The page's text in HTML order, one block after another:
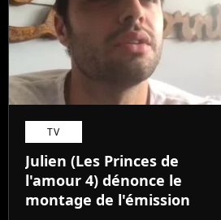
TV
Julien (Les Princes de
l'amour 4) dénonce le
montage de l'émission